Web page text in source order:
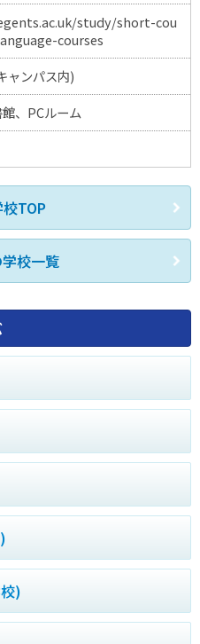
study/short-cou
courses
ャンパス内)
、PCルーム
TOP
校一覧
)